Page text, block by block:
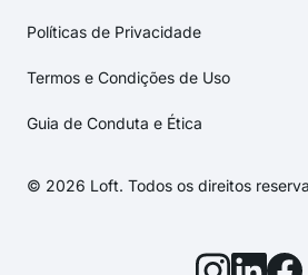
Políticas de Privacidade
Termos e Condições de Uso
Guia de Conduta e Ética
© 2026 Loft. Todos os direitos